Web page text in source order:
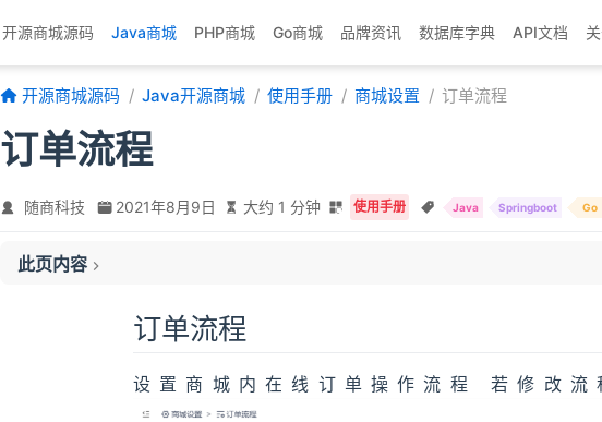
开源商城源码 Java商城 PHP商城 Go商城 品牌资讯 数据库字典 API文档
开源商城源码 Java开源商城 使用手册 商城设置 订单流程
订单流程
随商科技 2021年8月9日 大约 1 分钟 使用手册 Java Springboot Go
此页内容
订单流程
设置商城内在线订单操作流程 若修改流